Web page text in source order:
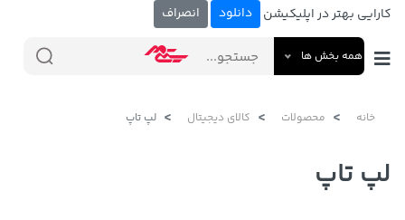
کارایی بهتر در اپلیکیشن دانلود انصراف
همه بخش ها
خانه محصولات کالای دیجیتال لپ تاپ
لپ تاپ